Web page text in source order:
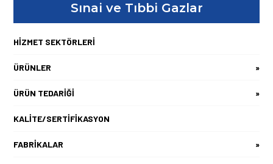
Sınai ve Tıbbi Gazlar
HİZMET SEKTÖRLERİ
ÜRÜNLER »
ÜRÜN TEDARİĞİ »
KALİTE/SERTİFİKASYON
FABRİKALAR »